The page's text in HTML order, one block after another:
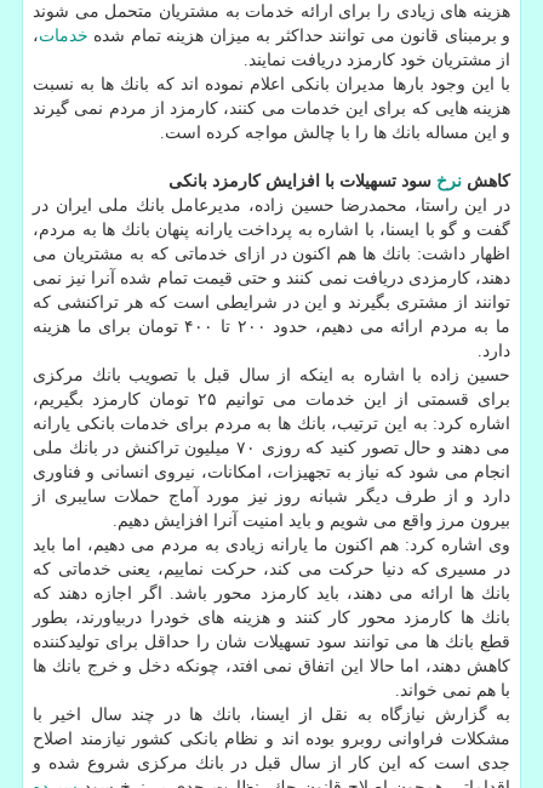
هزینه های زیادی را برای ارائه خدمات به مشتریان متحمل می شوند
و برمبنای قانون می توانند حداكثر به میزان هزینه تمام شده خدمات،
از مشتریان خود كارمزد دریافت نمایند.
با این وجود بارها مدیران بانكی اعلام نموده اند كه بانك ها به نسبت
هزینه هایی كه برای این خدمات می كنند، كارمزد از مردم نمی گیرند
و این مساله بانك ها را با چالش مواجه كرده است.
كاهش نرخ سود تسهیلات با افزایش كارمزد بانكی
در این راستا، محمدرضا حسین زاده، مدیرعامل بانك ملی ایران در
گفت و گو با ایسنا، با اشاره به پرداخت یارانه پنهان بانك ها به مردم،
اظهار داشت: بانك ها هم اكنون در ازای خدماتی كه به مشتریان می
دهند، كارمزدی دریافت نمی كنند و حتی قیمت تمام شده آنرا نیز نمی
توانند از مشتری بگیرند و این در شرایطی است كه هر تراكنشی كه
ما به مردم ارائه می دهیم، حدود ۲۰۰ تا ۴۰۰ تومان برای ما هزینه
دارد.
حسین زاده با اشاره به اینكه از سال قبل با تصویب بانك مركزی
برای قسمتی از این خدمات می توانیم ۲۵ تومان كارمزد بگیریم،
اشاره كرد: به این ترتیب، بانك ها به مردم برای خدمات بانكی یارانه
می دهند و حال تصور كنید كه روزی ۷۰ میلیون تراكنش در بانك ملی
انجام می شود كه نیاز به تجهیزات، امكانات، نیروی انسانی و فناوری
دارد و از طرف دیگر شبانه روز نیز مورد آماج حملات سایبری از
بیرون مرز واقع می شویم و باید امنیت آنرا افزایش دهیم.
وی اشاره كرد: هم اكنون ما یارانه زیادی به مردم می دهیم، اما باید
در مسیری كه دنیا حركت می كند، حركت نماییم، یعنی خدماتی كه
بانك ها ارائه می دهند، باید كارمزد محور باشد. اگر اجازه دهند كه
بانك ها كارمزد محور كار كنند و هزینه های خودرا دربیاورند، بطور
قطع بانك ها می توانند سود تسهیلات شان را حداقل برای تولیدكننده
كاهش دهند، اما حالا این اتفاق نمی افتد، چونكه دخل و خرج بانك ها
با هم نمی خواند.
به گزارش نیازگاه به نقل از ایسنا، بانك ها در چند سال اخیر با
مشكلات فراوانی روبرو بوده اند و نظام بانكی كشور نیازمند اصلاح
جدی است كه این كار از سال قبل در بانك مركزی شروع شده و